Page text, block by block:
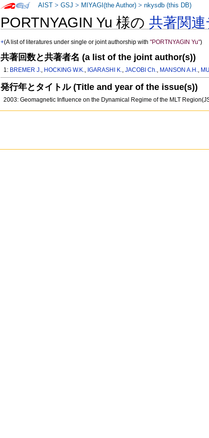
PORTNYAGIN Yu 様の共著関
+(A list of literatures under single or joint authorship with"PORTNYAGIN Yu")
共著回数と共著者名 (a list of the joint author(s))
1: BREMER J., HOCKING W.K., IGARASHI K.,JACOBI Ch., MANSON A.H.,
発行年とタイトル (Title and year of the issue(s))
2003: Geomagnetic Influence on the Dynamical Regime of the MLT
AIST >GSJ > MIYAGI(the Author) >nkysdb (this DB)